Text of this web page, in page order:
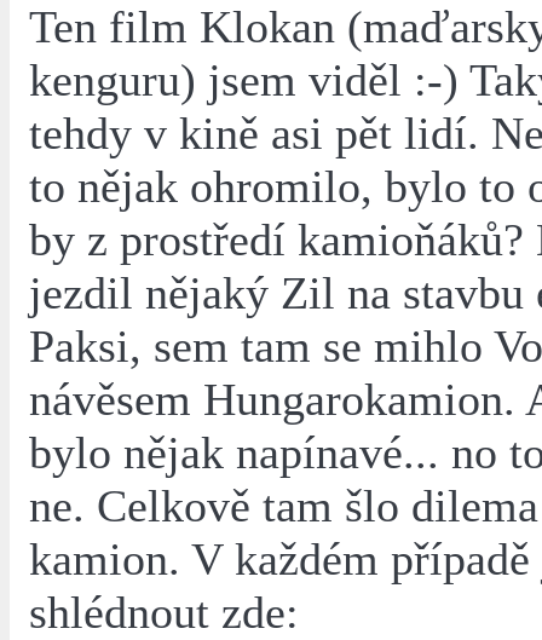
Ten film Klokan
kenguru) jsem viděl :-)
tehdy v kině asi pět lidí.
to nějak ohromilo, bylo to
by z prostředí kamioňáků?
jezdil nějaký Zil na stavbu
Paksi, sem tam se mihlo
návěsem Hungarokamion.
bylo nějak napínavé... no
ne. Celkově tam šlo
kamion. V každém
shlédnout zde: